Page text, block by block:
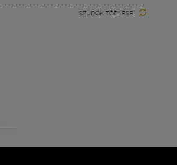
SZŰRŐK TÖRLÉSE